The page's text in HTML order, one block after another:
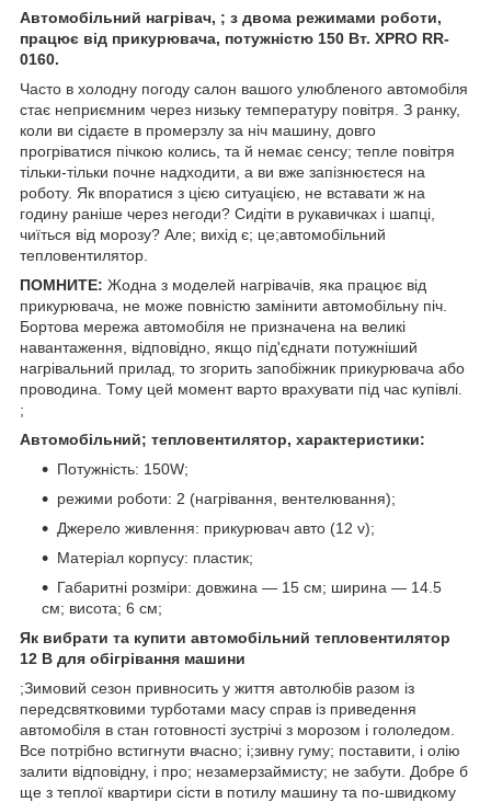
Автомобільний нагрівач, ; з двома режимами роботи,
працює від прикурювача, потужністю 150 Вт. XPRO RR-
0160.
Часто в холодну погоду салон вашого улюбленого автомобіля
стає неприємним через низьку температуру повітря. З ранку,
коли ви сідаєте в промерзлу за ніч машину, довго
прогріватися пічкою колись, та й немає сенсу; тепле повітря
тільки-тільки почне надходити, а ви вже запізнюєтеся на
роботу. Як впоратися з цією ситуацією, не вставати ж на
годину раніше через негоди? Сидіти в рукавичках і шапці,
чиїться від морозу? Але; вихід є; це;автомобільний
тепловентилятор.
ПОМНИТЕ: Жодна з моделей нагрівачів, яка працює від
прикурювача, не може повністю замінити автомобільну піч.
Бортова мережа автомобіля не призначена на великі
навантаження, відповідно, якщо під'єднати потужніший
нагрівальний прилад, то згорить запобіжник прикурювача або
проводина. Тому цей момент варто врахувати під час купівлі.
;
Автомобільний; тепловентилятор, характеристики:
Потужність: 150W;
режими роботи: 2 (нагрівання, вентелювання);
Джерело живлення: прикурювач авто (12 v);
Матеріал корпусу: пластик;
Габаритні розміри: довжина — 15 см; ширина — 14.5
см; висота; 6 см;
Як вибрати та купити автомобільний тепловентилятор
12 В для обігрівання машини
;Зимовий сезон привносить у життя автолюбів разом із
передсвятковими турботами масу справ із приведення
автомобіля в стан готовності зустрічі з морозом і гололедом.
Все потрібно встигнути вчасно; і;зивну гуму; поставити, і олію
залити відповідну, і про; незамерзаймисту; не забути. Добре б
ще з теплої квартири сісти в потилу машину та по-швидкому